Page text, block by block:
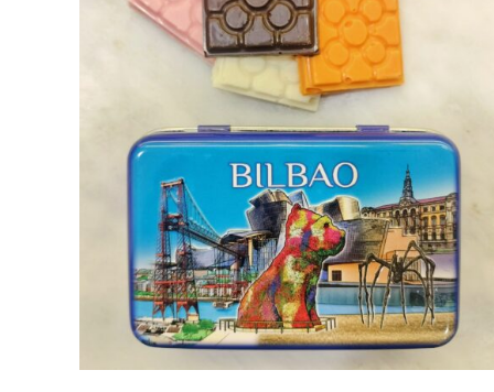
SELECCIONAR OPCIONES
ESTE
PRODUCTO
MÚLTIPLES
VARIANTES.
LAS
OPCIONES
SE
PUEDEN
ELEGIR
EN
LA
PÁGINA
DE
/ DETALLES